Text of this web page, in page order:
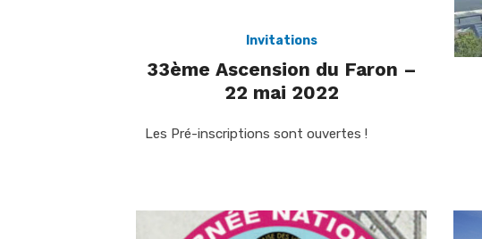
Invitations
33ème Ascension du Faron –
22 mai 2022
Les Pré-inscriptions sont ouvertes !